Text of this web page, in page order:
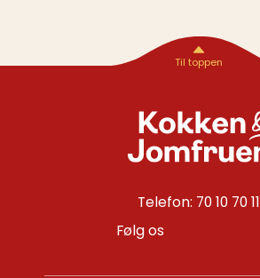
Telefon: 70 10 70 11
Følg os